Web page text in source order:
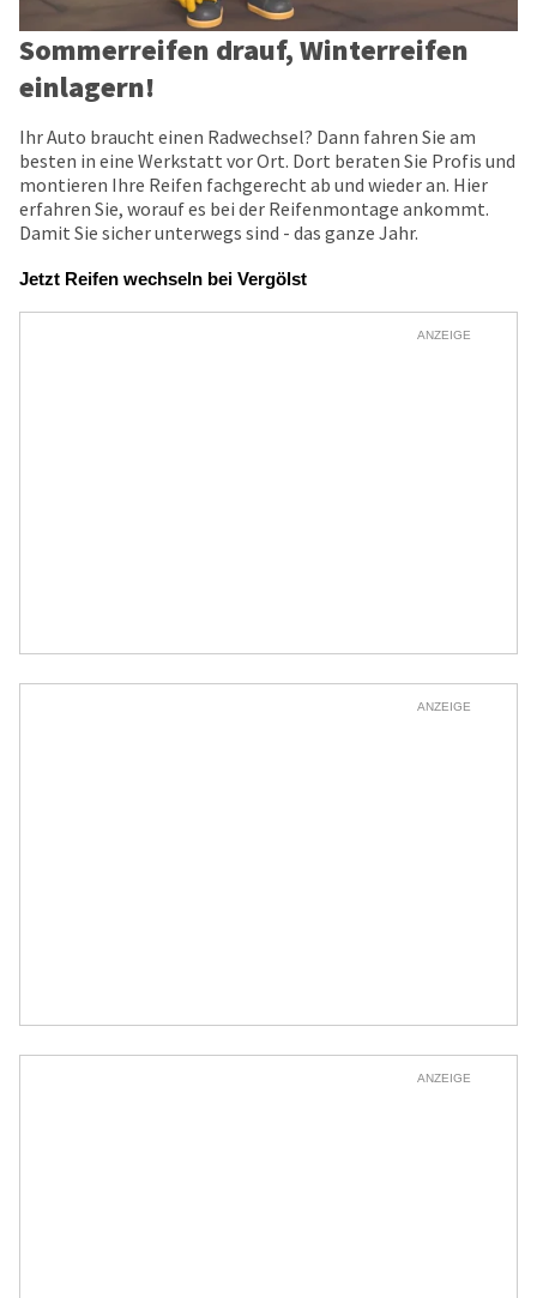
Sommerreifen drauf, Winterreifen
einlagern!
Ihr Auto braucht einen Radwechsel? Dann fahren Sie am
besten in eine Werkstatt vor Ort. Dort beraten Sie Profis und
montieren Ihre Reifen fachgerecht ab und wieder an. Hier
erfahren Sie, worauf es bei der Reifenmontage ankommt.
Damit Sie sicher unterwegs sind - das ganze Jahr.
Jetzt Reifen wechseln bei Vergölst
ANZEIGE
ANZEIGE
ANZEIGE